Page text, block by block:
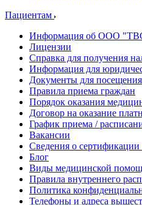
Пациентам
Информация об ООО
Лицензии
Справка для получения
Информация для
Документы для посещения
Правила приема граждан
Порядок оказания
Договор на оказание
График приема /
Вакансии
Сведения о сертификации
Блог
Виды медицинской
Правила внутреннего
Политика
Телефоны и адреса